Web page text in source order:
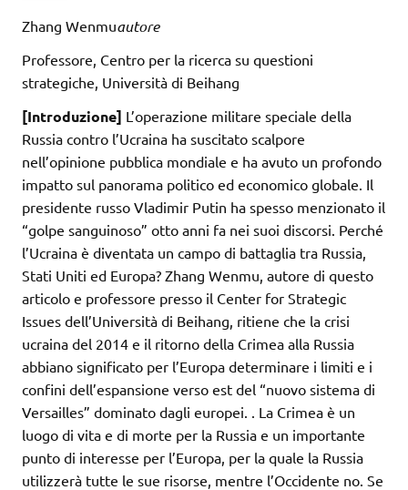
Zhang Wenmuautore
Professore, Centro per la ricerca su questioni
strategiche, Università di Beihang
[Introduzione] L’operazione militare speciale della
Russia contro l’Ucraina ha suscitato scalpore
nell’opinione pubblica mondiale e ha avuto un profondo
impatto sul panorama politico ed economico globale. Il
presidente russo Vladimir Putin ha spesso menzionato il
“golpe sanguinoso” otto anni fa nei suoi discorsi. Perché
l’Ucraina è diventata un campo di battaglia tra Russia,
Stati Uniti ed Europa? Zhang Wenmu, autore di questo
articolo e professore presso il Center for Strategic
Issues dell’Università di Beihang, ritiene che la crisi
ucraina del 2014 e il ritorno della Crimea alla Russia
abbiano significato per l’Europa determinare i limiti e i
confini dell’espansione verso est del “nuovo sistema di
Versailles” dominato dagli europei. . La Crimea è un
luogo di vita e di morte per la Russia e un importante
punto di interesse per l’Europa, per la quale la Russia
utilizzerà tutte le sue risorse, mentre l’Occidente no. Se